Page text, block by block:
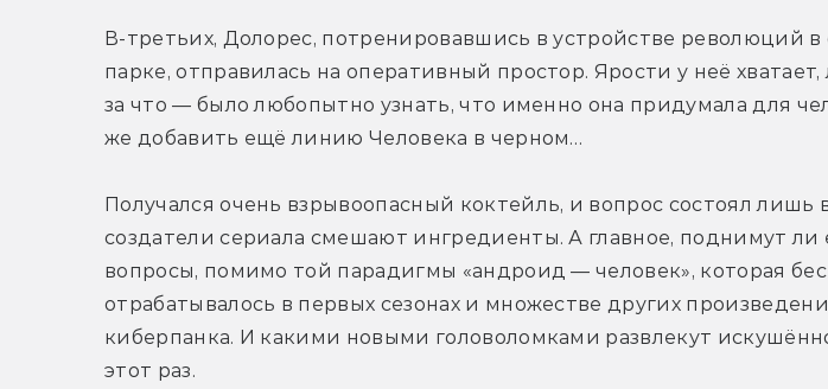
В-третьих, Долорес, потренировавшись в устройстве революций в
парке, отправилась на оперативный простор. Ярости у неё
за что — было любопытно узнать, что именно она придумала для
же добавить ещё линию Человека в черном…
Получался очень взрывоопасный коктейль, и вопрос состоял лишь
создатели сериала смешают ингредиенты. А главное, поднимут ли
вопросы, помимо той парадигмы «андроид — человек», которая
отрабатывалось в первых сезонах и множестве других
киберпанка. И какими новыми головоломками развлекут
этот раз.